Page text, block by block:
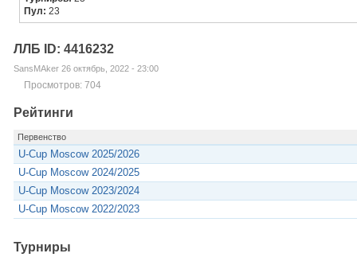
Пул:23
ЛЛБ ID: 4416232
SansMAker 26 октябрь, 2022 - 23:00
Просмотров: 704
Рейтинги
Первенство
U-Cup Moscow 2025/2026
U-Cup Moscow 2024/2025
U-Cup Moscow 2023/2024
U-Cup Moscow 2022/2023
Турниры